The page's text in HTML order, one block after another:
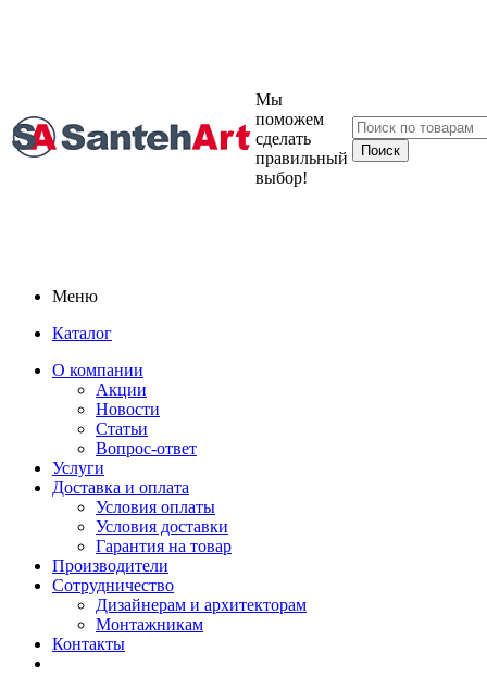
Мы
поможем
сделать
правильный
выбор!
Меню
Каталог
О компании
Акции
Новости
Статьи
Вопрос-ответ
Услуги
Доставка и оплата
Условия оплаты
Условия доставки
Гарантия на товар
Производители
Сотрудничество
Дизайнерам и архитекторам
Монтажникам
Контакты